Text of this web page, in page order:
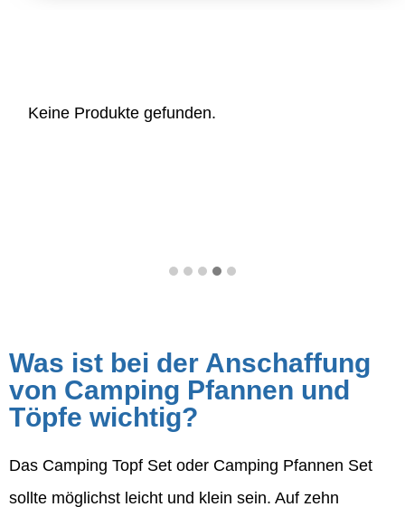
Keine Produkte gefunden.
Was ist bei der Anschaffung
von Camping Pfannen und
Töpfe wichtig?
Das Camping Topf Set oder Camping Pfannen Set
sollte möglichst leicht und klein sein. Auf zehn